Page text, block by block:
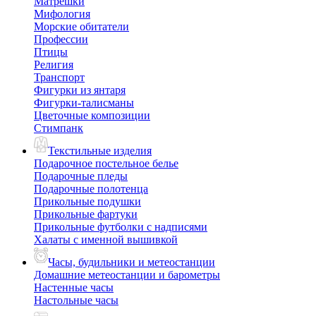
Мифология
Морские обитатели
Профессии
Птицы
Религия
Транспорт
Фигурки из янтаря
Фигурки-талисманы
Цветочные композиции
Стимпанк
Текстильные изделия
Подарочное постельное белье
Подарочные пледы
Подарочные полотенца
Прикольные подушки
Прикольные фартуки
Прикольные футболки с надписями
Халаты с именной вышивкой
Часы, будильники и метеостанции
Домашние метеостанции и барометры
Настенные часы
Настольные часы